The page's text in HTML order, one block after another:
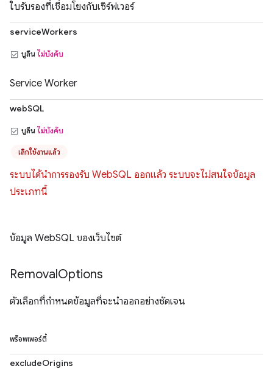
ใบรับรองที่เชื่อมโยงกับเซิร์ฟเวอร์
serviceWorkers
บูลีน ไม่บังคับ
Service Worker
webSQL
บูลีน ไม่บังคับ
เลิกใช้งานแล้ว
ระบบได้นำการรองรับ WebSQL ออกแล้ว ระบบจะไม่สนใจข้อมูล
ประเภทนี้
ข้อมูล WebSQL ของเว็บไซต์
RemovalOptions
ตัวเลือกที่กำหนดข้อมูลที่จะนำออกอย่างชัดเจน
พร็อพเพอร์ตี้
excludeOrigins